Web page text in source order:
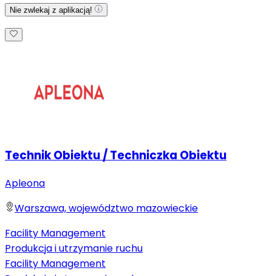
Nie zwlekaj z aplikacją!
Technik Obiektu / Techniczka Obiektu
Apleona
Warszawa, województwo mazowieckie
Facility Management
Produkcja i utrzymanie ruchu
Facility Management